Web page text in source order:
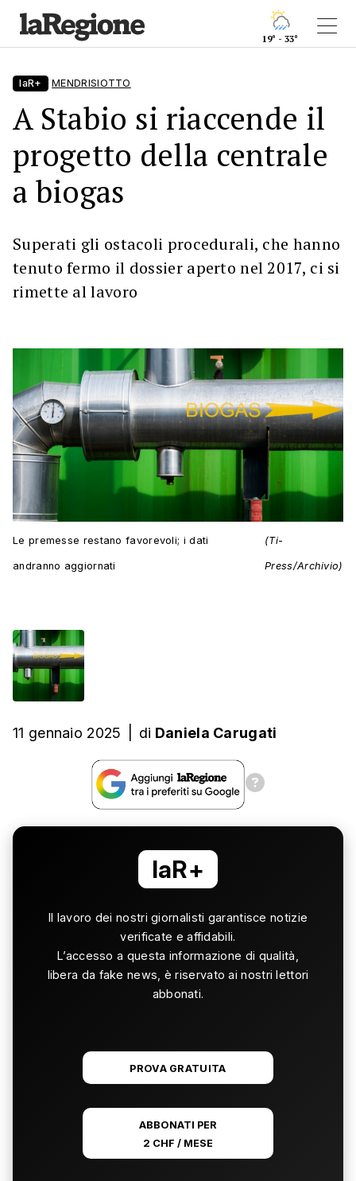
19° - 33°
laR+ MENDRISIOTTO
A Stabio si riaccende il
progetto della centrale
a biogas
Superati gli ostacoli procedurali, che hanno
tenuto fermo il dossier aperto nel 2017, ci si
rimette al lavoro
Le premesse restano favorevoli; i dati
andranno aggiornati
(Ti-
Press/Archivio)
11 gennaio 2025 di Daniela Carugati
laR+
Il lavoro dei nostri giornalisti garantisce notizie
verificate e affidabili.
L’accesso a questa informazione di qualità,
libera da fake news, è riservato ai nostri lettori
abbonati.
PROVA GRATUITA
ABBONATI PER
2 CHF / MESE